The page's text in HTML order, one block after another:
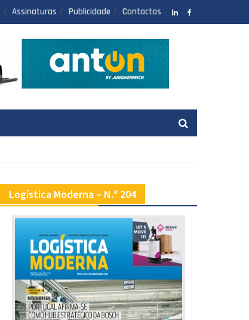
Assinaturas Publicidade Contactos
Logística Moderna – N.º 204